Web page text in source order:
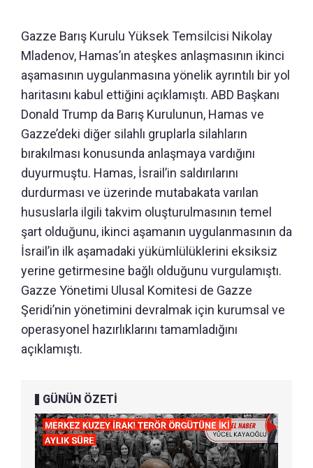
Gazze Barış Kurulu Yüksek Temsilcisi Nikolay
Mladenov, Hamas’ın ateşkes anlaşmasının ikinci
aşamasının uygulanmasına yönelik ayrıntılı bir yol
haritasını kabul ettiğini açıklamıştı. ABD Başkanı
Donald Trump da Barış Kurulunun, Hamas ve
Gazze’deki diğer silahlı gruplarla silahların
bırakılması konusunda anlaşmaya vardığını
duyurmuştu. Hamas, İsrail’in saldırılarını
durdurması ve üzerinde mutabakata varılan
hususlarla ilgili takvim oluşturulmasının temel
şart olduğunu, ikinci aşamanın uygulanmasının da
İsrail’in ilk aşamadaki yükümlülüklerini eksiksiz
yerine getirmesine bağlı olduğunu vurgulamıştı.
Gazze Yönetimi Ulusal Komitesi de Gazze
Şeridi’nin yönetimini devralmak için kurumsal ve
operasyonel hazırlıklarını tamamladığını
açıklamıştı.
GÜNÜN ÖZETİ